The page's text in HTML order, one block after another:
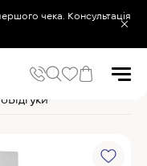
чека. Консультація
Посудомийні машини
Відгуки